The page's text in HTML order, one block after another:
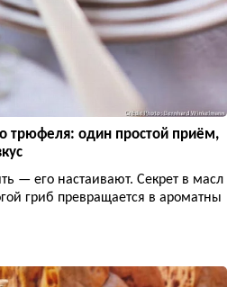
трюфеля: один простой приём,
— его настаивают. Секрет в масл
гриб превращается в ароматны